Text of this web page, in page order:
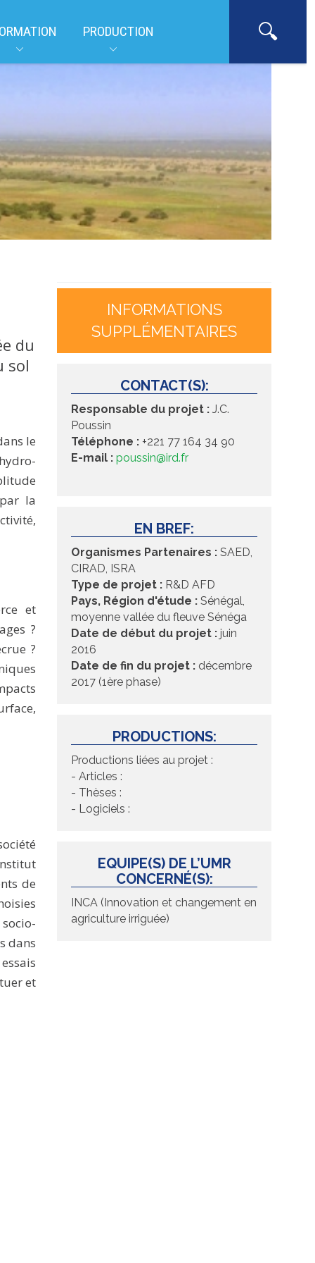
PRODUCTION
du
sol
le
la
et
?
?
de
dans
et
INFORMATIONS
SUPPLÉMENTAIRES
CONTACT(S):
Responsable du projet : J.C.
Poussin
Téléphone : +221 77 164 34 90
E-mail : poussin@ird.fr
EN BREF:
Organismes Partenaires : SAED,
CIRAD, ISRA
Type de projet : R&D AFD
Pays, Région d'étude : Sénégal,
moyenne vallée du fleuve Sénéga
Date de début du projet : juin
2016
Date de fin du projet : décembre
2017 (1ère phase)
PRODUCTIONS:
Productions liées au projet :
- Articles :
- Thèses :
- Logiciels :
EQUIPE(S) DE L’UMR
CONCERNÉ(S):
INCA (Innovation et changement en
agriculture irriguée)